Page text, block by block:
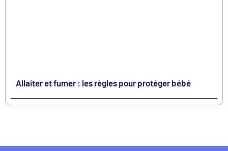
Allaiter et fumer : les règles pour protéger bébé